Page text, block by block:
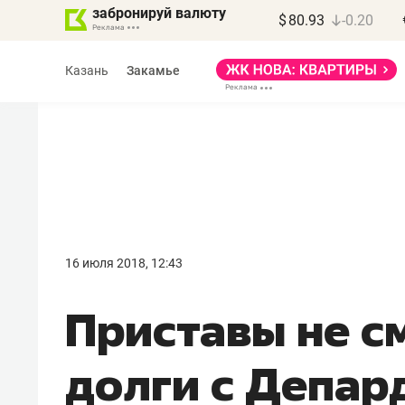
забронируй валюту $ 80.93 -0.20
Казань Закамье
16 июля 2018, 12:43
Приставы не
долги с
правил, бизнес может
потерять минимум
полгода»